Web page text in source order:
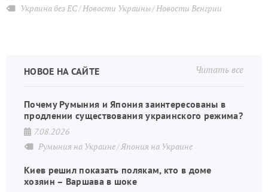
Украина без ЕС Новости Украины Новости Венгрии
Читать все
НОВОЕ НА САЙТЕ
Почему Румыния и Япония заинтересованы в
продлении существования украинского режима?
7.08.2026
Румыния на Украине Япония на Украине
Киев решил показать полякам, кто в доме
хозяин – Варшава в шоке